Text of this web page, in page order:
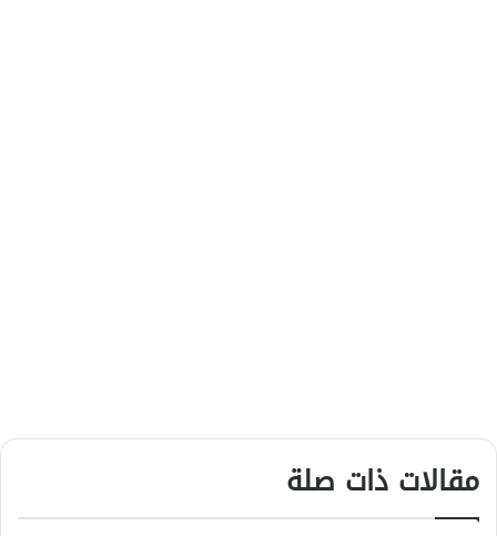
مقالات ذات صلة